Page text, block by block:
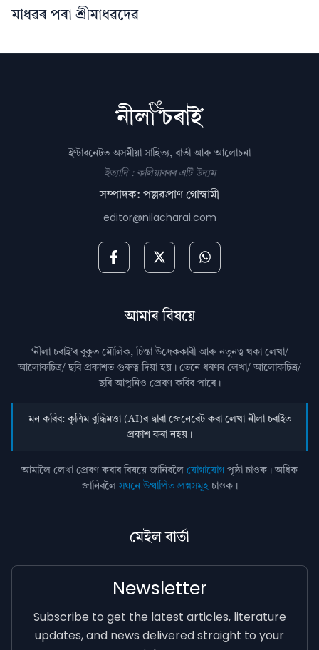
মাধৱৰ পৰা শ্ৰীমাধৱদেৱ
ইণ্টাৰনেটত অসমীয়া সাহিত্য, বাৰ্তা আৰু আলোচনা
ইত্যাদি : কলিয়াবৰৰ এটি উদ্যম
সম্পাদক: পল্লৱপ্ৰাণ গোস্বামী
editor@nilacharai.com
আমাৰ বিষয়ে
‘নীলা চৰাই’ৰ বুকুত মৌলিক, চিন্তা উদ্রেককাৰী আৰু নতুনত্ব থকা লেখা/
আলোকচিত্ৰ/ ছবি প্রকাশত গুৰুত্ব দিয়া হয়। তেনে ধৰণৰ লেখা/ আলোকচিত্ৰ/
ছবি আপুনিও প্রেৰণ কৰিব পাৰে।
মন কৰিব: কৃত্ৰিম বুদ্ধিমত্তা (AI)ৰ দ্বাৰা জেনেৰেট কৰা লেখা নীলা চৰাইত
প্ৰকাশ কৰা নহয়।
আমালৈ লেখা প্ৰেৰণ কৰাৰ বিষয়ে জানিবলৈ যোগাযোগ পৃষ্ঠা চাওক। অধিক
জানিবলৈসঘনে উত্থাপিত প্ৰশ্নসমূহচাওক।
মেইল বাৰ্তা
Newsletter
Subscribe to get the latest articles, literature
updates, and news delivered straight to your